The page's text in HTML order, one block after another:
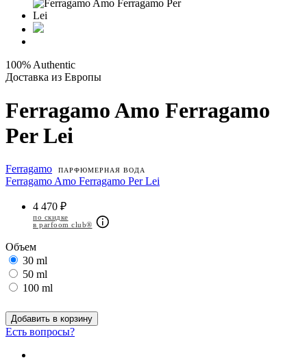
100% Authentic
Доставка из Европы
Ferragamo Amo Ferragamo
Per Lei
Ferragamo ПАРФЮМЕРНАЯ ВОДА
Ferragamo Amo Ferragamo Per Lei
4 470 ₽
по скидке
в parfoom club®
Объем
30 ml
50 ml
100 ml
Добавить в корзину
Есть вопросы?